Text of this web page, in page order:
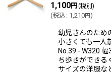
1,100円 (税別)
(税込 : 1,210円)
幼児さんのた
小さくても一人
No.39 - W320
ち歩きができる
サイズの洋服な